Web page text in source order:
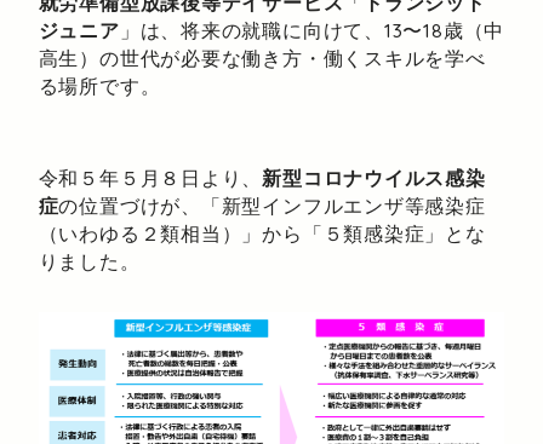
ジュニア 」は、将来の就職に向けて、13〜18歳（中
高生）の世代が必要な働き方・働くスキルを学べ
る場所です。
令和５年５月８日より、新型コロナウイルス感染
症の位置づけが、「新型インフルエンザ等感染症
（いわゆる２類相当）」から「５類感染症」とな
りました。